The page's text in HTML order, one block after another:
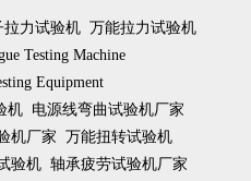
拉力试验机 万能拉力试验机
Testing Machine
Equipment
机 电源线弯曲试验机厂家
机厂家
万能扭转试验机
验机 轴承疲劳试验机厂家